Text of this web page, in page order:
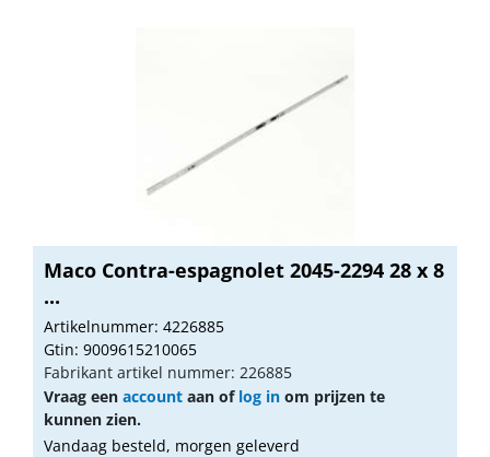
Maco Contra-espagnolet 2045-2294 28 x 8
...
Artikelnummer: 4226885
Gtin: 9009615210065
Fabrikant artikel nummer: 226885
Vraag een account aan of log in om prijzen te
kunnen zien.
Vandaag besteld, morgen geleverd